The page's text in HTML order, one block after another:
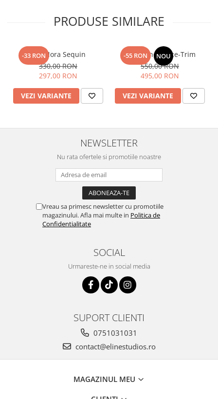
PRODUSE SIMILARE
-33 RONTop Nora Sequin
330,00 RON
297,00 RON
VEZI VARIANTE
-55 RON NOU
Fusta Linen Lace-Trim
550,00 RON
495,00 RON
VEZI VARIANTE
NEWSLETTER
Nu rata ofertele si promotiile noastre
Vreau sa primesc newsletter cu promotiile
magazinului. Afla mai multe in Politica de
Confidentialitate
SOCIAL
Urmareste-ne in social media
SUPORT CLIENTI
0751031031
contact@elinestudios.ro
MAGAZINUL MEU